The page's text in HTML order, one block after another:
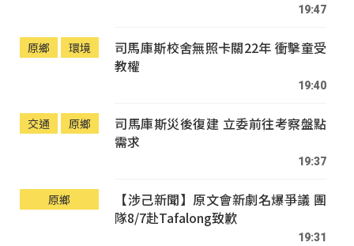
19:47
原鄉 環境
司馬庫斯校舍無照卡關22年 衝擊童受
教權
19:40
交通 原鄉
司馬庫斯災後復建 立委前往考察盤點
需求
19:37
原鄉
【涉己新聞】原文會新劇名爆爭議 團
隊8/7赴Tafalong致歉
19:31